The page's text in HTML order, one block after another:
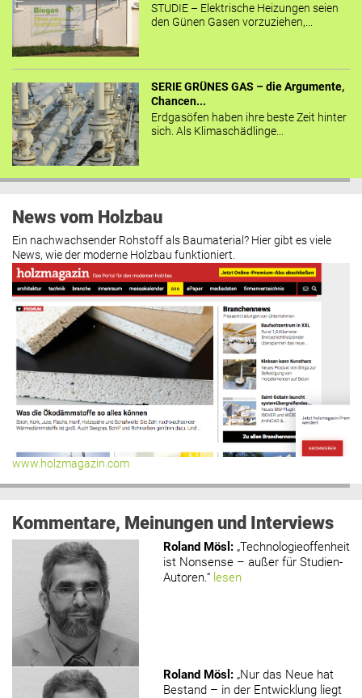
STUDIE – Elektrische Heizungen seien
den Günen Gasen vorzuziehen,...
SERIE GRÜNES GAS – die Argumente,
Chancen...
Erdgasöfen haben ihre beste Zeit hinter
sich. Als Klimaschädlinge...
News vom Holzbau
Ein nachwachsender Rohstoff als Baumaterial? Hier gibt es viele
News, wie der moderne Holzbau funktioniert.
www.holzmagazin.com
Kommentare, Meinungen und Interviews
Roland Mösl : „Technologieoffenheit
ist Nonsense – außer für Studien-
Autoren.“ lesen
Roland Mösl : „Nur das Neue hat
Bestand – in der Entwicklung liegt